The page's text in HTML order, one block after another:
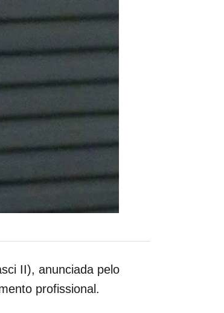
II), anunciada pelo
profissional.